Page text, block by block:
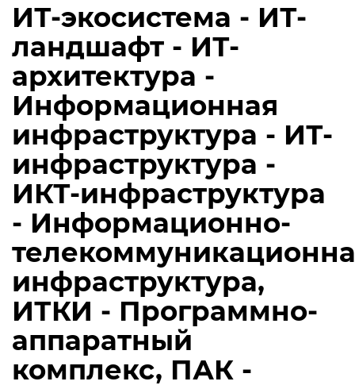
ИТ-экосистема - ИТ-
ландшафт - ИТ-
архитектура -
Информационная
инфраструктура - ИТ-
инфраструктура -
ИКТ-инфраструктура
- Информационно-
инфраструктура,
ИТКИ - Программно-
аппаратный
комплекс, ПАК -